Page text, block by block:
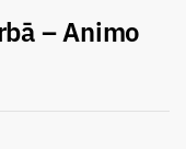
– Animo